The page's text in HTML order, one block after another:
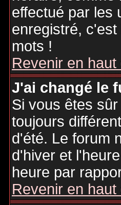
effectué par les
enregistré,
mots !
Revenir en haut
J'ai changé le
Si vous êtes
toujours
d'été. Le forum
d'hiver et
heure par
Revenir en haut